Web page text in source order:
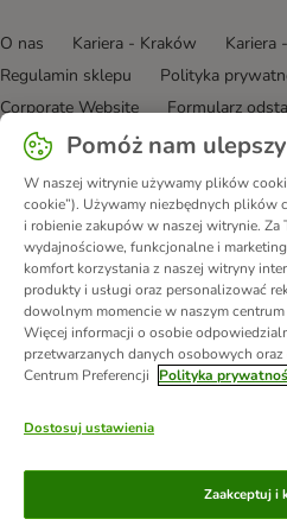
O nas Kariera - Kraków
Kariera
Regulamin sklepu
Polityka
Corporate Website
Formularz
Informacje o przesyłce
Metody
Korzyści
DSA Oświadczenie o
© zooplus SE 2026
Pomóż nam
W naszej witrynie używamy plików
cookie”). Używamy niezbędnych plików
i robienie zakupów w naszej witrynie. Za
wydajnościowe, funkcjonalne i
komfort korzystania z naszej witryny
produkty i usługi oraz personalizować
dowolnym momencie w naszym
Więcej informacji o osobie
przetwarzanych danych osobowych
Centrum Preferencji
Polityka
Dostosuj ustawienia
Zaakceptuj i